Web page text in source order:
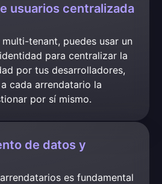
usuarios centralizada
tenant, puedes usar un
para centralizar la
por tus desarrolladores,
cada arrendatario la
por sí mismo.
de datos y
es fundamental